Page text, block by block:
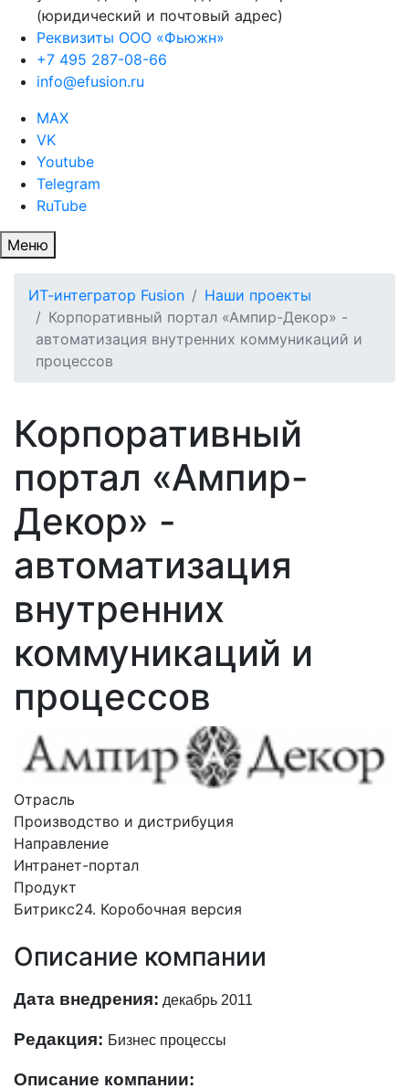
(юридический и почтовый адрес)
Реквизиты ООО «Фьюжн»
+7 495 287-08-66
info@efusion.ru
MAX
VK
Youtube
Telegram
RuTube
Меню
ИТ-интегратор Fusion
Наши проекты
Корпоративный портал «Ампир-Декор» -
автоматизация внутренних коммуникаций и
процессов
Корпоративный
портал «Ампир-
Декор» -
автоматизация
внутренних
коммуникаций и
процессов
Описание компании
Дата внедрения: декабрь 2011
Редакция: Бизнес процессы
Описание компании:
Отрасль
Производство и дистрибуция
Направление
Интранет-портал
Продукт
Битрикс24. Коробочная версия